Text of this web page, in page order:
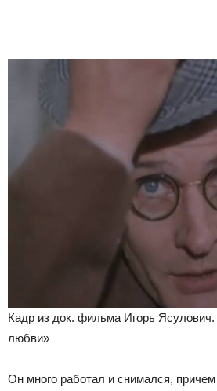
Кадр из док. фильма Игорь
любви»
Он много работал и снимался,